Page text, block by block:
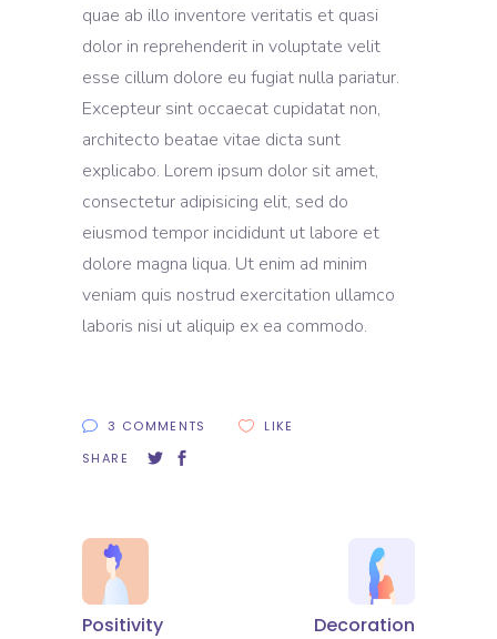
quae ab illo inventore veritatis et quasi
dolor in reprehenderit in voluptate velit
esse cillum dolore eu fugiat nulla pariatur.
Excepteur sint occaecat cupidatat non,
architecto beatae vitae dicta sunt
explicabo. Lorem ipsum dolor sit amet,
consectetur adipisicing elit, sed do
eiusmod tempor incididunt ut labore et
dolore magna liqua. Ut enim ad minim
veniam quis nostrud exercitation ullamco
laboris nisi ut aliquip ex ea commodo.
3 COMMENTS
LIKE
SHARE
Positivity Decoration